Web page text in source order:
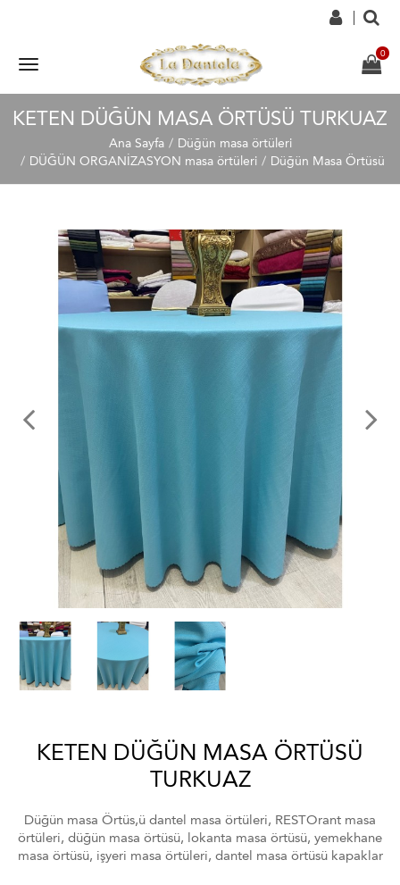
KETEN DÜĞÜN MASA ÖRTÜSÜ TURKUAZ
Ana Sayfa
Düğün masa örtüleri
DÜĞÜN ORGANİZASYON masa örtüleri
Düğün Masa Örtüsü
KETEN DÜĞÜN MASA ÖRTÜSÜ
TURKUAZ
Düğün masa Örtüs,ü dantel masa örtüleri, RESTOrant masa
örtüleri, düğün masa örtüsü, lokanta masa örtüsü, yemekhane
masa örtüsü, işyeri masa örtüleri, dantel masa örtüsü kapaklar